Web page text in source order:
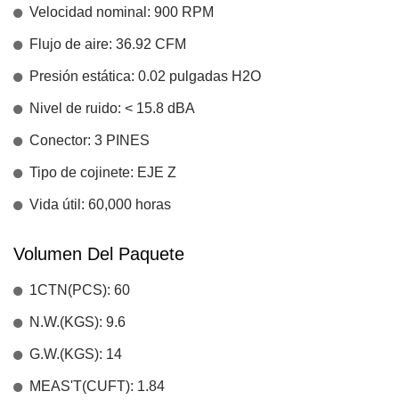
Velocidad nominal: 900 RPM
Flujo de aire: 36.92 CFM
Presión estática: 0.02 pulgadas H2O
Nivel de ruido: < 15.8 dBA
Conector: 3 PINES
Tipo de cojinete: EJE Z
Vida útil: 60,000 horas
Volumen Del Paquete
1CTN(PCS): 60
N.W.(KGS): 9.6
G.W.(KGS): 14
MEAS'T(CUFT): 1.84